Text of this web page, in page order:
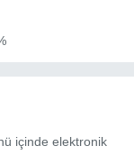
içinde elektronik